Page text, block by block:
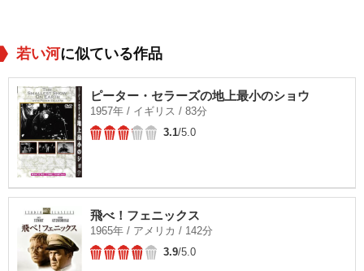
若い河に似ている作品
ピーター・セラーズの地上最小のショウ
1957年 / イギリス / 83分
3.1/5.0
飛べ！フェニックス
1965年 / アメリカ / 142分
3.9/5.0